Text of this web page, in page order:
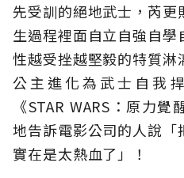
先受訓的絕地武士，芮更
生過程裡面自立自強自
性越受挫越堅毅的特質
公主進化為武士自我
《STAR WARS：原力
地告訴電影公司的人說
實在是太熱血了」！